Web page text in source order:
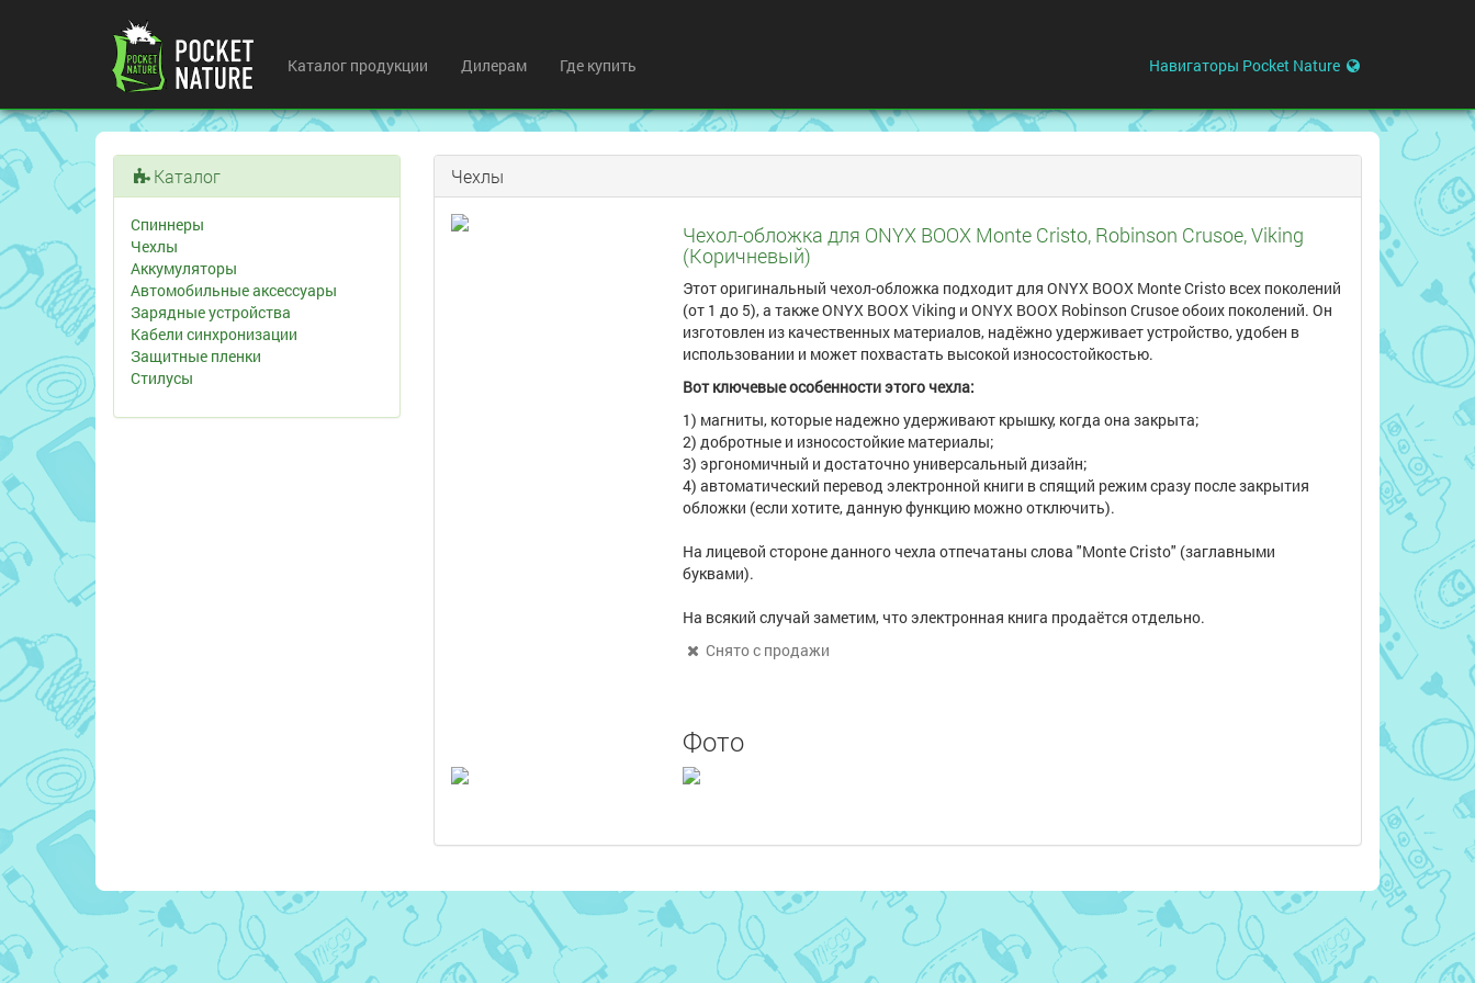
Каталог продукции Дилерам Где купить Навигаторы Pocket Nature
Каталог
Спиннеры
Чехлы
Аккумуляторы
Автомобильные аксессуары
Зарядные устройства
Кабели синхронизации
Защитные пленки
Стилусы
Чехлы
Чехол-обложка для ONYX BOOX Monte Cristo, Robinson Crusoe, Viking
(Коричневый)
Этот оригинальный чехол-обложка подходит для ONYX BOOX Monte Cristo всех поколений
(от 1 до 5), а также ONYX BOOX Viking и ONYX BOOX Robinson Crusoe обоих поколений. Он
изготовлен из качественных материалов, надёжно удерживает устройство, удобен в
использовании и может похвастать высокой износостойкостью.
Вот ключевые особенности этого чехла:
1) магниты, которые надежно удерживают крышку, когда она закрыта;
2) добротные и износостойкие материалы;
3) эргономичный и достаточно универсальный дизайн;
4) автоматический перевод электронной книги в спящий режим сразу после закрытия
обложки (если хотите, данную функцию можно отключить).
На лицевой стороне данного чехла отпечатаны слова "Monte Cristo" (заглавными
буквами).
На всякий случай заметим, что электронная книга продаётся отдельно.
Снято с продажи
Фото